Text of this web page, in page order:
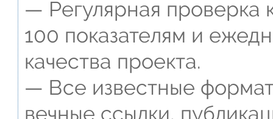
— Регулярная проверка
100 показателям и
качества проекта.
— Все известные
вечные ссылки,